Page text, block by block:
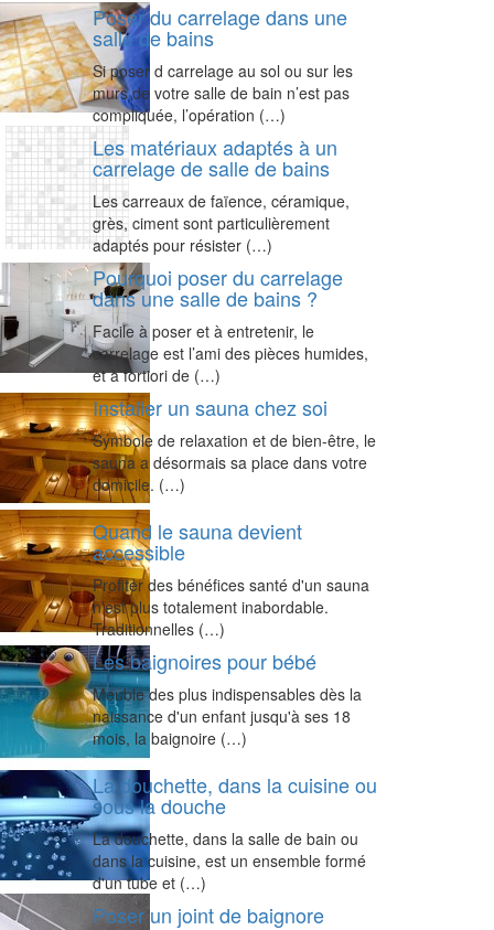
Poser du carrelage dans une
salle de bains
Si poser d carrelage au sol ou sur les
murs de votre salle de bain n’est pas
compliquée, l’opération (…)
Les matériaux adaptés à un
carrelage de salle de bains
Les carreaux de faïence, céramique,
grès, ciment sont particulièrement
adaptés pour résister (…)
Pourquoi poser du carrelage
dans une salle de bains ?
Facile à poser et à entretenir, le
carrelage est l’ami des pièces humides,
et à fortiori de (…)
Installer un sauna chez soi
Symbole de relaxation et de bien-être, le
sauna a désormais sa place dans votre
domicile. (…)
Quand le sauna devient
accessible
Profiter des bénéfices santé d'un sauna
n'est plus totalement inabordable.
Traditionnelles (…)
Les baignoires pour bébé
Meuble des plus indispensables dès la
naissance d'un enfant jusqu'à ses 18
mois, la baignoire (…)
La douchette, dans la cuisine ou
sous la douche
La douchette, dans la salle de bain ou
dans la cuisine, est un ensemble formé
d'un tube et (…)
Poser un joint de baignore